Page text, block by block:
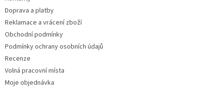
Doprava a platby
Reklamace a vrácení zboží
Obchodní podmínky
Podmínky ochrany osobních údajů
Recenze
Volná pracovní místa
Moje objednávka